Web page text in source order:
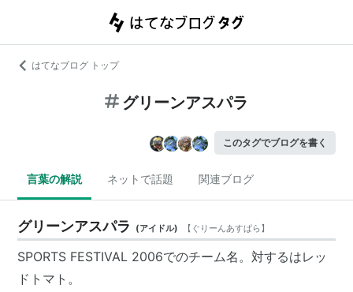
はてなブログ トップ
グリーンアスパラ
このタグでブログを書く
言葉の解説 ネットで話題 関連ブログ
グリーンアスパラ (アイドル) 【 ぐりーんあすぱら】
SPORTS FESTIVAL 2006でのチーム名。対するはレッ
ドトマト 。